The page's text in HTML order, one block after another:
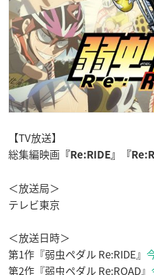
【TV放送】
総集編映画 『 Re:RIDE 』『
＜放送局＞
テレビ東京
＜放送日時＞
第1作『弱虫ペダル Re:RIDE』
第2作『弱虫ペダル Re:ROAD』